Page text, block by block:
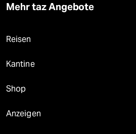
Mehr taz Angebote
Reisen
Kantine
Shop
Anzeigen